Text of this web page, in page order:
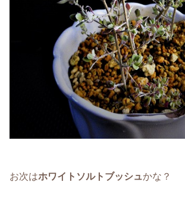
お次はホワイトソルトブッシュかな？